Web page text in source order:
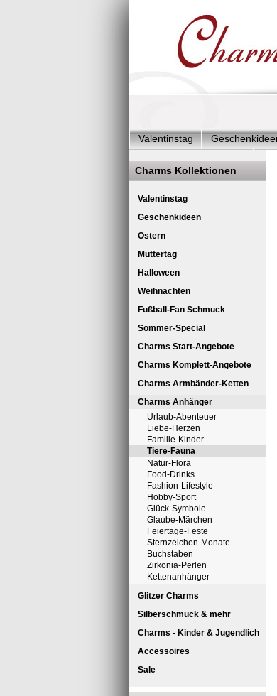
Valentinstag
Charms Start-Angebote
Silberschmuck & mehr
Charms Kollektionen
Valentinstag
Geschenkideen
Ostern
Muttertag
Halloween
Weihnachten
Fußball-Fan Schmuck
Sommer-Special
Charms Start-Angebote
Charms Komplett-Angebote
Charms Armbänder-Ketten
Charms Anhänger
Urlaub-Abenteuer
Liebe-Herzen
Familie-Kinder
Tiere-Fauna
Natur-Flora
Food-Drinks
Fashion-Lifestyle
Hobby-Sport
Glück-Symbole
Glaube-Märchen
Feiertage-Feste
Sternzeichen-Monate
Buchstaben
Zirkonia-Perlen
Kettenanhänger
Glitzer Charms
Silberschmuck & mehr
Charms - Kinder & Jugendlich
Accessoires
Sale